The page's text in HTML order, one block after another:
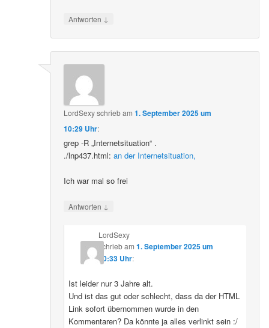
Antworten ↓
LordSexyschriebam1. September 2025 um
10:29 Uhr:
grep -R „Internetsituation“ .
./lnp437.html:an der Internetsituation,
Ich war mal so frei
Antworten ↓
LordSexy
schriebam 1. September 2025 um
10:33 Uhr:
Ist leider nur 3 Jahre alt.
Und ist das gut oder schlecht, dass da der HTML
Link sofort übernommen wurde in den
Kommentaren? Da könnte ja alles verlinkt sein :/